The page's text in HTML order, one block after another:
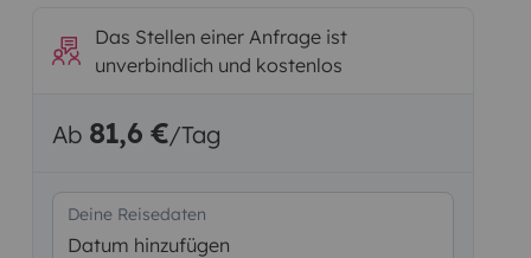
Das Stellen einer Anfrage ist
unverbindlich und kostenlos
Ab 81,6 €/Tag
Deine Reisedaten
Datum hinzufügen